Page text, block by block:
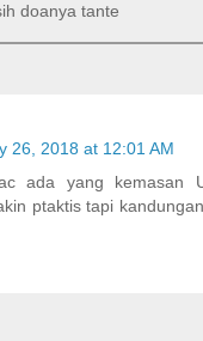
doanya tante
26, 2018 at 12:01 AM
ada yang kemasan
ptaktis tapi